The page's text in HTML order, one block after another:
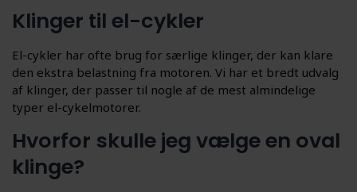
Klinger til el-cykler
El-cykler har ofte brug for særlige klinger, der kan klare
den ekstra belastning fra motoren. Vi har et bredt udvalg
af klinger, der passer til nogle af de mest almindelige
typer el-cykelmotorer.
Hvorfor skulle jeg vælge en oval
klinge?